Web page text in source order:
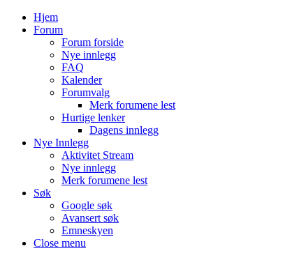
Hjem
Forum
Forum forside
Nye innlegg
FAQ
Kalender
Forumvalg
Merk forumene lest
Hurtige lenker
Dagens innlegg
Nye Innlegg
Aktivitet Stream
Nye innlegg
Merk forumene lest
Søk
Google søk
Avansert søk
Emneskyen
Close menu